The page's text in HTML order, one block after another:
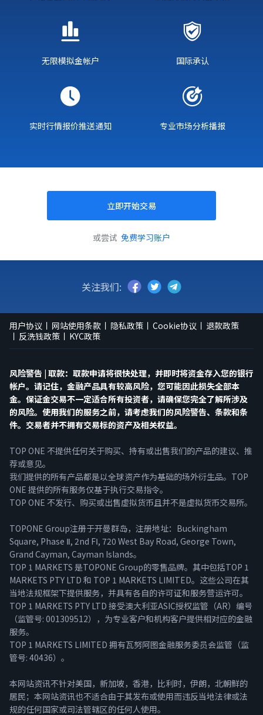
无限模拟金帐户 国际承认
实时行情报价推送通知 专业市场分析播报
立即开始交易
或尝试 免费学习账户
关注我们:
用户协议 网站使用条款 隐私政策 Cookie协议
退款政策
反洗钱政策
KYC政策
风险警告 | 取款：取款申请将很快处理，并即时将资金存入您的银行
帐户。请记住，金融产品具有较高风险，您可能因此损失全部本
金。保证金交易不一定适合所有投资者，请确保您完全了解所涉及
的风险。使用我们的服务之前，请考虑我们的风险警告、条款和条
件。交易者并不拥有交易标的资产及相关权益。
TOP ONE 不提供任何关于购买、持有或出售我们的产品的建议、推
荐或意见。
我们提供的所有产品都是以全球资产作为基础的场外衍生品。TOP
ONE 提供的所有服务仅基于执行交易指令。
TOP ONE 不发行、购买或出售虚拟货币且并不是虚拟货币交易所。
TOPONE Group注册于开曼群岛，注册地址：Buckingham
Square, Phase Ⅱ, 2nd FⅠ, 720 West Bay Road, George Town,
Grand Cayman, Cayman Islands。
TOP 1 MARKETS 是TOPONE Group的零售品牌。其中包括TOP 1
MARKETS PTY LTD 和 TOP 1 MARKETS LIMITED。这些公司在其
当地法规框架下提供服务，并具有各自的许可证和服务营运许可。
TOP 1 MARKETS PTY LTD 接受澳大利亚ASIC授权监管（AR）编号
（监管号: 001309512），为专业客户和机构客户提供相对应的金融
服务。
TOP 1 MARKETS LIMITED 拥有瓦努阿图金融服务委员会监管（监
管号: 40436）。
本网站资讯不针对美国，新加坡，香港，比利时，伊朗，北朝鲜的
居民；本网站资讯也不适合由于其发布或使用而违反当地法律或法
规的任何国家或司法管辖区的任何人使用。